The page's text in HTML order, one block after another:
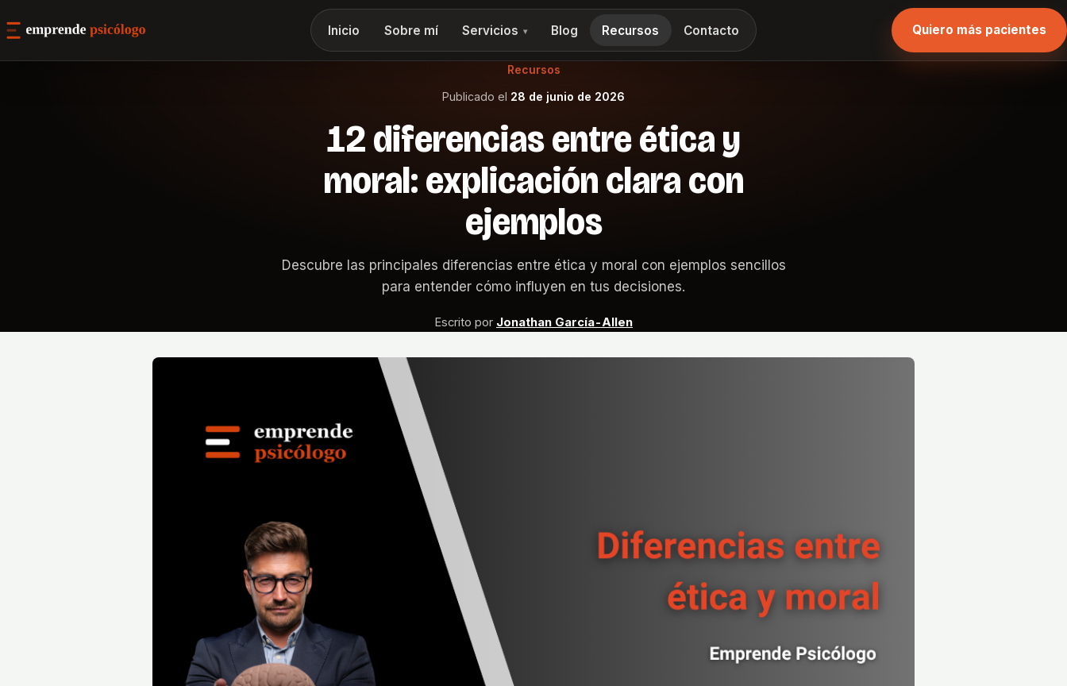
Inicio Sobre mí Servicios ▾ Blog Recursos Contacto Quiero más pacientes
Recursos
Publicado el 28 de junio de 2026
12 diferencias entre ética y
moral: explicación clara con
ejemplos
Descubre las principales diferencias entre ética y moral con ejemplos sencillos
para entender cómo influyen en tus decisiones.
Escrito por Jonathan García-Allen